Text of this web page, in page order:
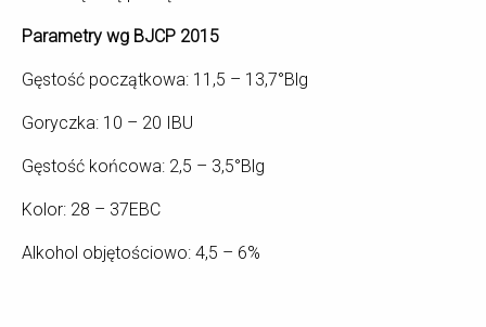
Parametry wg BJCP 2015
Gęstość początkowa: 11,5 – 13,7°Blg
Goryczka: 10 – 20 IBU
Gęstość końcowa: 2,5 – 3,5°Blg
Kolor: 28 – 37EBC
Alkohol objętościowo: 4,5 – 6%